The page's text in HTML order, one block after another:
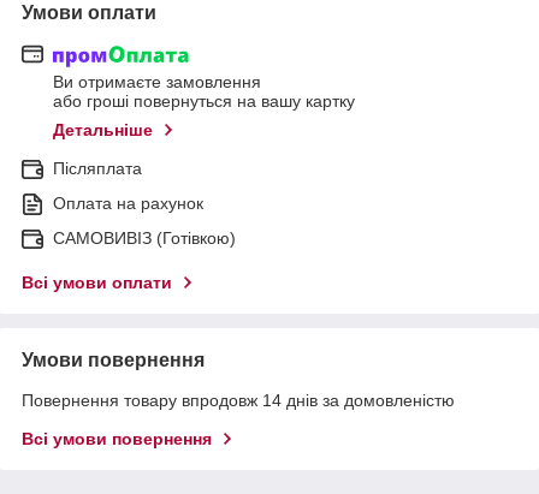
Умови оплати
Ви отримаєте замовлення
або гроші повернуться на вашу картку
Детальніше
Післяплата
Оплата на рахунок
САМОВИВІЗ (Готівкою)
Всі умови оплати
Умови повернення
Повернення товару впродовж 14 днів за домовленістю
Всі умови повернення